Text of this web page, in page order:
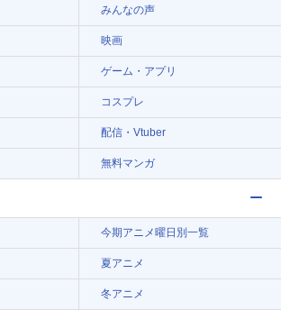
みんなの声
映画
ゲーム・アプリ
コスプレ
配信・Vtuber
無料マンガ
今期アニメ曜日別一覧
夏アニメ
冬アニメ